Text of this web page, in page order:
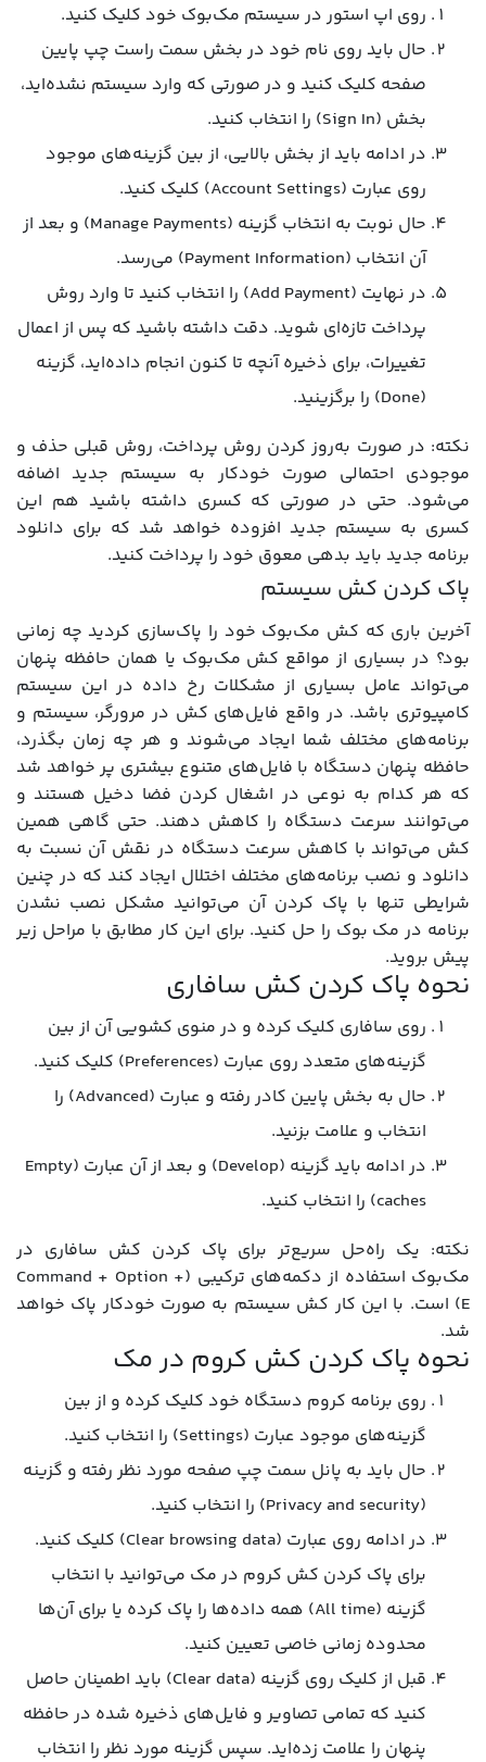
روی اپ استور در سیستم مک‌بوک خود کلیک کنید.
حال باید روی نام خود در بخش سمت راست چپ پایین
صفحه کلیک کنید و در صورتی که وارد سیستم نشده‌اید،
بخش (Sign In) را انتخاب کنید.
در ادامه باید از بخش بالایی، از بین گزینه‌های موجود
روی عبارت (Account Settings) کلیک کنید.
حال نوبت به انتخاب گزینه (Manage Payments) و بعد از
آن انتخاب (Payment Information) می‌رسد.
در نهایت (Add Payment) را انتخاب کنید تا وارد روش
پرداخت تازه‌ای شوید. دقت داشته باشید که پس از اعمال
تغییرات، برای ذخیره آنچه تا کنون انجام داده‌اید، گزینه
(Done) را برگزینید.
نکته: در صورت به‌روز کردن روش پرداخت، روش قبلی حذف و
موجودی احتمالی صورت خودکار به سیستم جدید اضافه
می‌شود. حتی در صورتی که کسری داشته باشید هم این
کسری به سیستم جدید افزوده خواهد شد که برای دانلود
برنامه جدید باید بدهی معوق خود را پرداخت کنید.
پاک کردن کش سیستم
آخرین باری که کش مک‌بوک خود را پاک‌سازی کردید چه زمانی
بود؟ در بسیاری از مواقع کش مک‌بوک یا همان حافظه پنهان
می‌تواند عامل بسیاری از مشکلات رخ داده در این سیستم
کامپیوتری باشد. در واقع فایل‌های کش در مرورگر، سیستم و
برنامه‌های مختلف شما ایجاد می‌شوند و هر چه زمان بگذرد،
حافظه پنهان دستگاه با فایل‌های متنوع بیشتری پر خواهد شد
که هر کدام به نوعی در اشغال کردن فضا دخیل هستند و
می‌توانند سرعت دستگاه را کاهش دهند. حتی گاهی همین
کش می‌تواند با کاهش سرعت دستگاه در نقش آن نسبت به
دانلود و نصب برنامه‌های مختلف اختلال ایجاد کند که در چنین
شرایطی تنها با پاک کردن آن می‌توانید مشکل نصب نشدن
برنامه در مک بوک را حل کنید. برای این کار مطابق با مراحل زیر
پیش بروید.
نحوه پاک کردن کش سافاری
روی سافاری کلیک کرده و در منوی کشویی آن از بین
گزینه‌های متعدد روی عبارت (Preferences) کلیک کنید.
حال به بخش پایین کادر رفته و عبارت (Advanced) را
انتخاب و علامت بزنید.
در ادامه باید گزینه (Develop) و بعد از آن عبارت (Empty
caches) را انتخاب کنید.
نکته: یک راه‌حل سریع‌تر برای پاک کردن کش سافاری در
مک‌بوک استفاده از دکمه‌های ترکیبی (Command + Option +
E) است. با این کار کش سیستم به صورت خودکار پاک خواهد
شد.
نحوه پاک کردن کش کروم در مک
روی برنامه کروم دستگاه خود کلیک کرده و از بین
گزینه‌های موجود عبارت (Settings) را انتخاب کنید.
حال باید به پانل سمت چپ صفحه مورد نظر رفته و گزینه
(Privacy and security) را انتخاب کنید.
در ادامه روی عبارت (Clear browsing data) کلیک کنید.
برای پاک کردن کش کروم در مک می‌توانید با انتخاب
گزینه (All time) همه داده‌ها را پاک کرده یا برای آن‌ها
محدوده زمانی خاصی تعیین کنید.
قبل از کلیک روی گزینه (Clear data) باید اطمینان حاصل
کنید که تمامی تصاویر و فایل‌های ذخیره شده در حافظه
پنهان را علامت زده‌اید. سپس گزینه مورد نظر را انتخاب